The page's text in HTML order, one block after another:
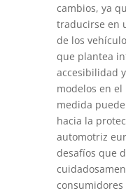
cambios, ya
traducirse en
de los
que plantea
accesibilidad
modelos en
medida
hacia la
automotriz
desafíos que